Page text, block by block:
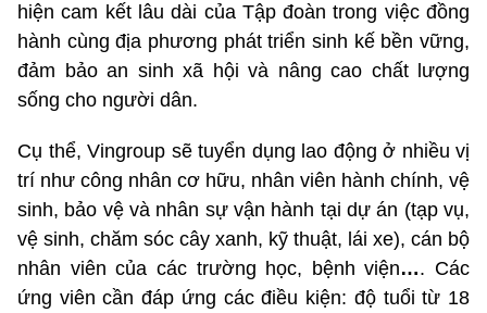
hiện cam kết lâu dài của Tập đoàn trong việc đồng
hành cùng địa phương phát triển sinh kế bền vững,
đảm bảo an sinh xã hội và nâng cao chất lượng
sống cho người dân.
Cụ thể, Vingroup sẽ tuyển dụng lao động ở nhiều vị
trí như công nhân cơ hữu, nhân viên hành chính, vệ
sinh, bảo vệ và nhân sự vận hành tại dự án (tạp vụ,
vệ sinh, chăm sóc cây xanh, kỹ thuật, lái xe), cán bộ
nhân viên của các trường học, bệnh viện…. Các
ứng viên cần đáp ứng các điều kiện: độ tuổi từ 18